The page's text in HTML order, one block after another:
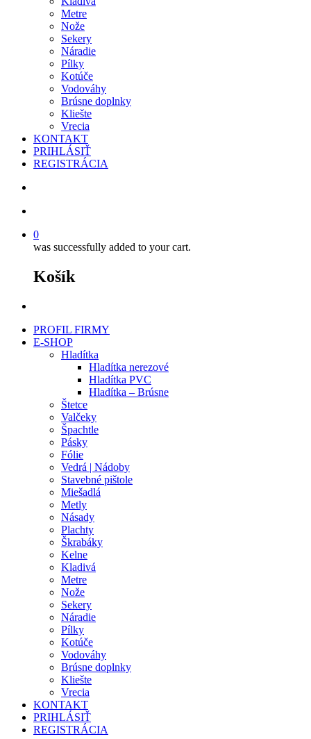
Metre
Nože
Sekery
Náradie
Pílky
Kotúče
Vodováhy
Brúsne doplnky
Kliešte
Vrecia
KONTAKT
PRIHLÁSIŤ
REGISTRÁCIA
0
was successfully added to your cart.
Košík
PROFIL FIRMY
E-SHOP
Hladítka
Hladítka nerezové
Hladítka PVC
Hladítka – Brúsne
Štetce
Valčeky
Špachtle
Pásky
Fólie
Vedrá | Nádoby
Stavebné pištole
Miešadlá
Metly
Násady
Plachty
Škrabáky
Kelne
Kladivá
Metre
Nože
Sekery
Náradie
Pílky
Kotúče
Vodováhy
Brúsne doplnky
Kliešte
Vrecia
KONTAKT
PRIHLÁSIŤ
REGISTRÁCIA